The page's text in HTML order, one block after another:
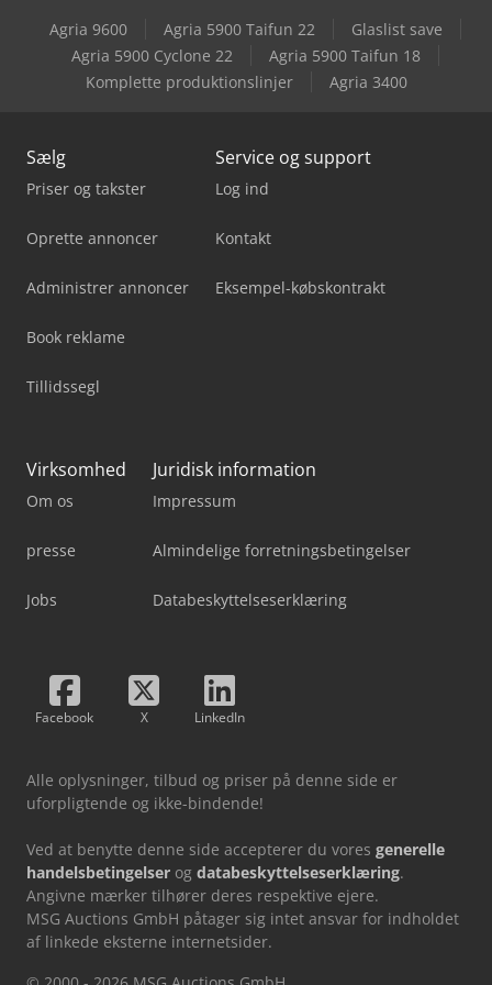
Caterpillar M320F
Caterpillar Mh3024
Agria 9600 Agria 5900 Taifun 22
Glaslist save
Agria 5900 Cyclone 22
Agria 5900 Taifun 18
Komplette produktionslinjer
Agria 3400
Sælg
Priser og takster
Oprette annoncer
Administrer annoncer
Book reklame
Tillidssegl
Service og support
Log ind
Kontakt
Eksempel-købskontrakt
Virksomhed
Om os
presse
Jobs
Juridisk information
Impressum
Almindelige forretningsbetingelser
Databeskyttelseserklæring
Facebook X LinkedIn
Alle oplysninger, tilbud og priser på denne side er
uforpligtende og ikke-bindende!
Ved at benytte denne side accepterer du vores generelle
handelsbetingelser og databeskyttelseserklæring.
Angivne mærker tilhører deres respektive ejere.
MSG Auctions GmbH påtager sig intet ansvar for indholdet
af linkede eksterne internetsider.